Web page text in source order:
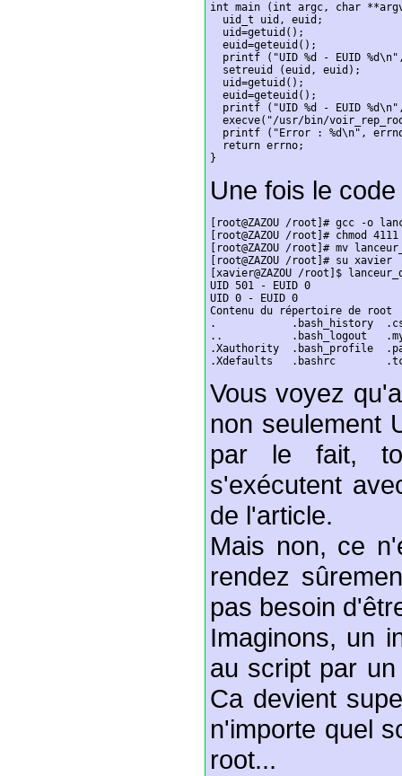
int main (int argc, char
  uid_t uid, euid;
  uid=getuid();
  euid=geteuid();
printf ("UID %d - EUID
  setreuid (euid, euid);
  uid=getuid();
  euid=geteuid();
printf ("UID %d - EUID
execve("/usr/bin/
printf ("Error : %d\n",
  return errno;
}
Une fois le
[root@ZAZOU /root]# gcc -o
[root@ZAZOU /root]# chmod
[root@ZAZOU /root]# mv
[root@ZAZOU /root]# su xavier
[xavier@ZAZOU /root]$
UID 501 - EUID 0
UID 0 - EUID 0
Contenu du répertoire de root
.            .bash_history
..           .bash_logout
.Xauthority  .bash_profile
Vous voyez
non seulement
par le fait,
s'exécutent
de l'article.
Mais non, ce
rendez
pas besoin
Imaginons, un
au script par
Ca devient
n'importe quel
root...